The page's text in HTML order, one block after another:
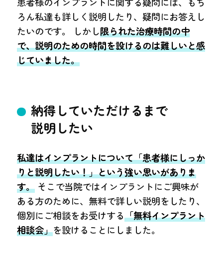
ろん私達も詳しく説明したり、疑問にお答えし
たいのです。 しかし限られた治療時間の中
で、説明のための時間を設けるのは難しいと感
じていました。
納得していただけるまで
説明したい
私達はインプラントについて「患者様にしっか
りと説明したい！」という強い思いがありま
す。 そこで当院ではインプラントにご興味が
ある方のために、無料で詳しい説明をしたり、
個別にご相談をお受けする「無料インプラント
相談会」を設けることにしました。